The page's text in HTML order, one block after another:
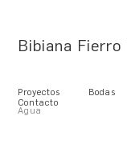
Bibiana Fierro
Proyectos
Agua
Bodas
Contacto